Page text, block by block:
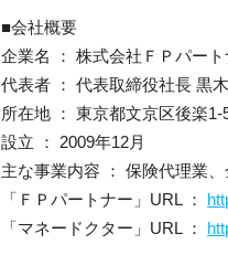
■会社概要
企業名 ： 株式会社ＦＰパート
代表者 ： 代表取締役社長 黒
所在地 ： 東京都文京区後楽
設立 ： 2009年12月
主な事業内容 ： 保険代理業
「ＦＰパートナー」URL ：
「マネードクター」URL ：